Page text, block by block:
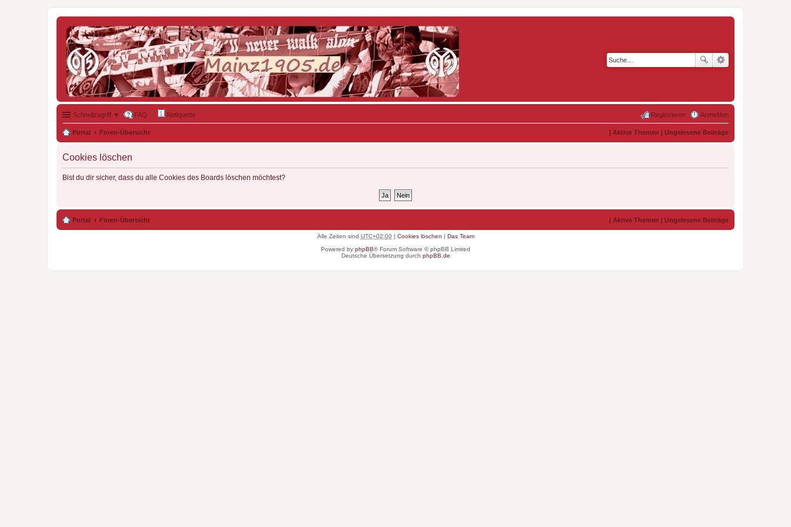
Schnellzugriff ▼ FAQ Netiquette Anmelden
Registrieren
Portal Foren-Übersicht | Aktive Themen | Ungelesene Beiträge
Cookies löschen
Bist du dir sicher, dass du alle Cookies des Boards löschen möchtest?
Portal Foren-Übersicht | Aktive Themen | Ungelesene Beiträge
Alle Zeiten sind UTC+02:00| Cookies löschen | Das Team
Powered by phpBB® Forum Software © phpBB Limited
Deutsche Übersetzung durch phpBB.de